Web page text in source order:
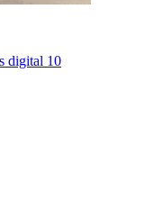
digital 10